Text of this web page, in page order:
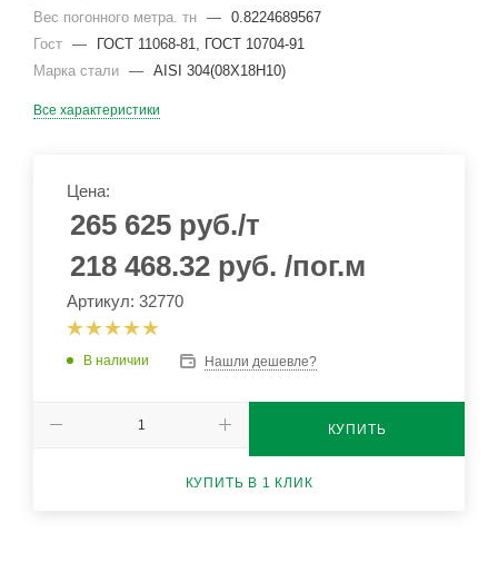
Вес погонного метра. тн — 0.8224689567
Гост —
ГОСТ 11068-81, ГОСТ 10704-91
Марка стали — AISI 304(08Х18Н10)
Все характеристики
Цена:
265 625 руб./т
218 468.32 руб. /пог.м
Артикул: 32770
В наличии Нашли дешевле?
КУПИТЬ
КУПИТЬ В 1 КЛИК